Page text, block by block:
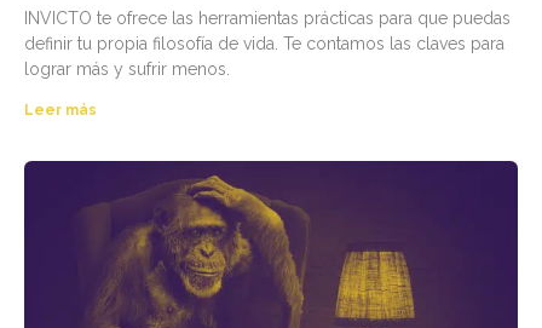
INVICTO te ofrece las herramientas prácticas para que puedas
definir tu propia filosofía de vida. Te contamos las claves para
lograr más y sufrir menos.
Leer más